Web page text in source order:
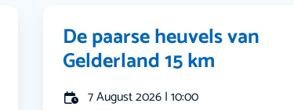
De paarse heuvels van
Gelderland 15 km
7 August 2026 | 10:00